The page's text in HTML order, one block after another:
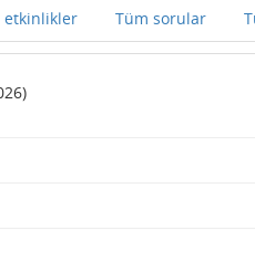
etkinlikler Tüm sorular